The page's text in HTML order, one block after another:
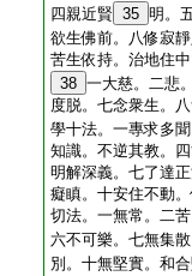
四親近賢 35 明。
欲生佛前。八修寂
苦生依持。治地住
38 一大慈。二悲
度脱。七念衆生。
學十法。一專求多
知識。不逆其教。
明解深義。七了達
癡瞋。十安住不動
切法。一無常。二
六不可樂。七無集
別。十無堅實。和